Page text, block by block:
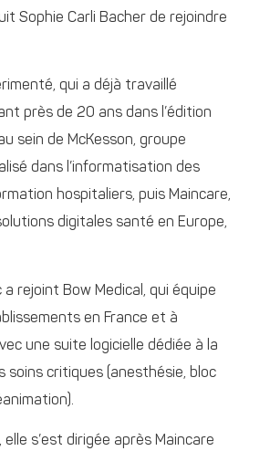
Sophie Carli Bacher de rejoindre
qui a déjà travaillé
près de 20 ans dans l’édition
sein de McKesson, groupe
dans l’informatisation des
hospitaliers, puis Maincare,
digitales santé en Europe,
a rejoint Bow Medical, qui équipe
en France et à
une suite logicielle dédiée à la
soins critiques (anesthésie, bloc
s’est dirigée après Maincare